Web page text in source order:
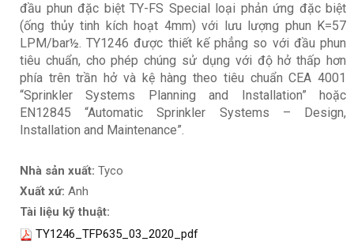
đầu phun đặc biệt TY-FS Special loại phản ứng đặc biệt
(ống thủy tinh kích hoạt 4mm) với lưu lượng phun K=57
LPM/bar½. TY1246 được thiết kế phẳng so với đầu phun
tiêu chuẩn, cho phép chúng sử dụng với độ hở thấp hơn
phía trên trần hở và kệ hàng theo tiêu chuẩn CEA 4001
“Sprinkler Systems Planning and Installation” hoặc
EN12845 “Automatic Sprinkler Systems – Design,
Installation and Maintenance”.
Nhà sản xuất: Tyco
Xuất xứ: Anh
Tài liệu kỹ thuật:
TY1246_TFP635_03_2020_pdf